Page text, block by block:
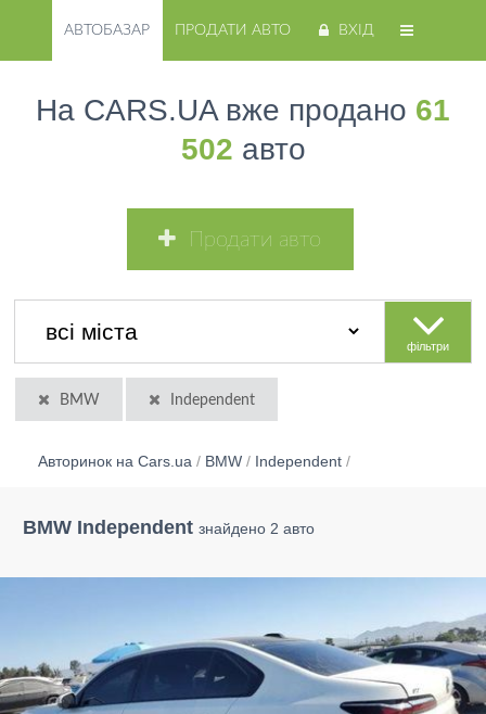
АВТОБАЗАР ПРОДАТИ АВТО ВХІД
На CARS.UA вже продано 61
502 авто
Продати авто
фільтри
BMW Independent
Авторинок на Cars.ua / BMW / Independent /
BMW Independent знайдено 2 авто